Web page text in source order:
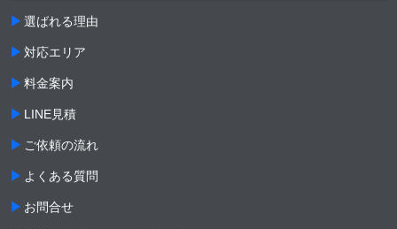
選ばれる理由
対応エリア
料金案内
LINE見積
ご依頼の流れ
よくある質問
お問合せ